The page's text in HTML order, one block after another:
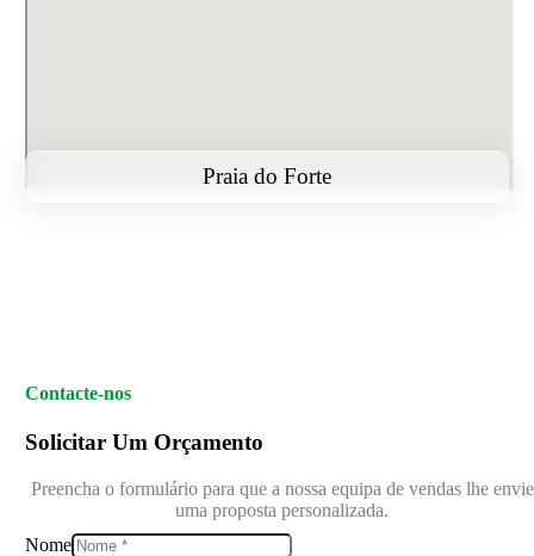
Praia do Forte
Contacte-nos
Solicitar Um Orçamento
Preencha o formulário para que a nossa equipa de vendas lhe envie
uma proposta personalizada.
Nome